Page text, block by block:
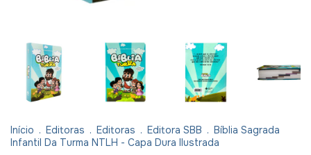
Início . Editoras . Editoras . Editora SBB . Bíblia Sagrada
Infantil Da Turma NTLH - Capa Dura Ilustrada